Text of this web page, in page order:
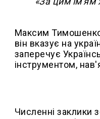
Максим Тимошенко
він вказує на
заперечує
інструментом,
Численні заклики